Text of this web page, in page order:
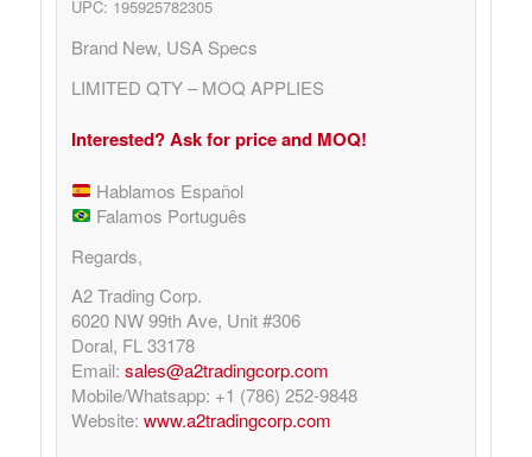
UPC: 195925782305
Brand New, USA Specs
LIMITED QTY – MOQ APPLIES
Interested? Ask for price and MOQ!
Hablamos Español
Falamos Português
Regards,
A2 Trading Corp.
6020 NW 99th Ave, Unit #306
Doral, FL 33178
Email: sales@a2tradingcorp.com
Mobile/Whatsapp: +1 (786) 252-9848
Website: www.a2tradingcorp.com